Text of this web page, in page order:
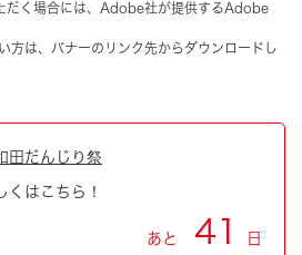
だく場合には、Adobe社が提供するAdobe
は、バナーのリンク先からダウンロードし
田だんじり祭
くはこちら！
あと 41 日